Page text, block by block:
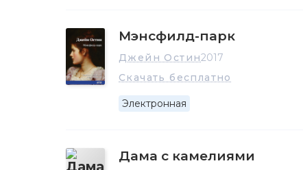
Мэнсфилд-парк
Джейн Остин2017
Скачать бесплатно
Электронная
Дама с камелиями